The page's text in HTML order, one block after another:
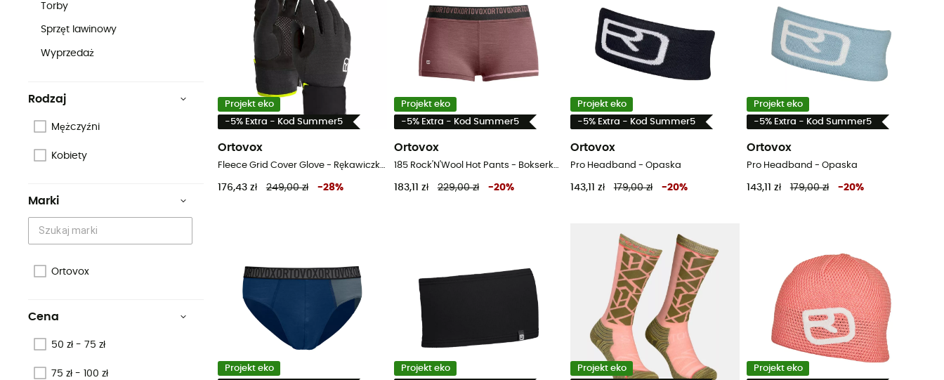
Torby
Sprzęt lawinowy
Wyprzedaż
Rodzaj
Mężczyźni
Kobiety
Marki
Ortovox
Cena
50 zł - 75 zł
75 zł - 100 zł
Projekt eko
-5% Extra - Kod Summer5
Ortovox
Fleece Grid Cover Glove - Rękawiczki trekkingowe meskie
176,43 zł 249,00 zł -28%
Projekt eko
-5% Extra - Kod Summer5
Ortovox
185 Rock'N'Wool Hot Pants - Bokserka wełna merynosów
183,11 zł 229,00 zł -20%
Projekt eko
-5% Extra - Kod Summer5
Ortovox
Pro Headband - Opaska
143,11 zł 179,00 zł -20%
Projekt eko
-5% Extra - Kod Summer5
Ortovox
Pro Headband - Opaska
143,11 zł 179,00 zł -20%
Projekt eko
Projekt eko
Projekt eko
Projekt eko